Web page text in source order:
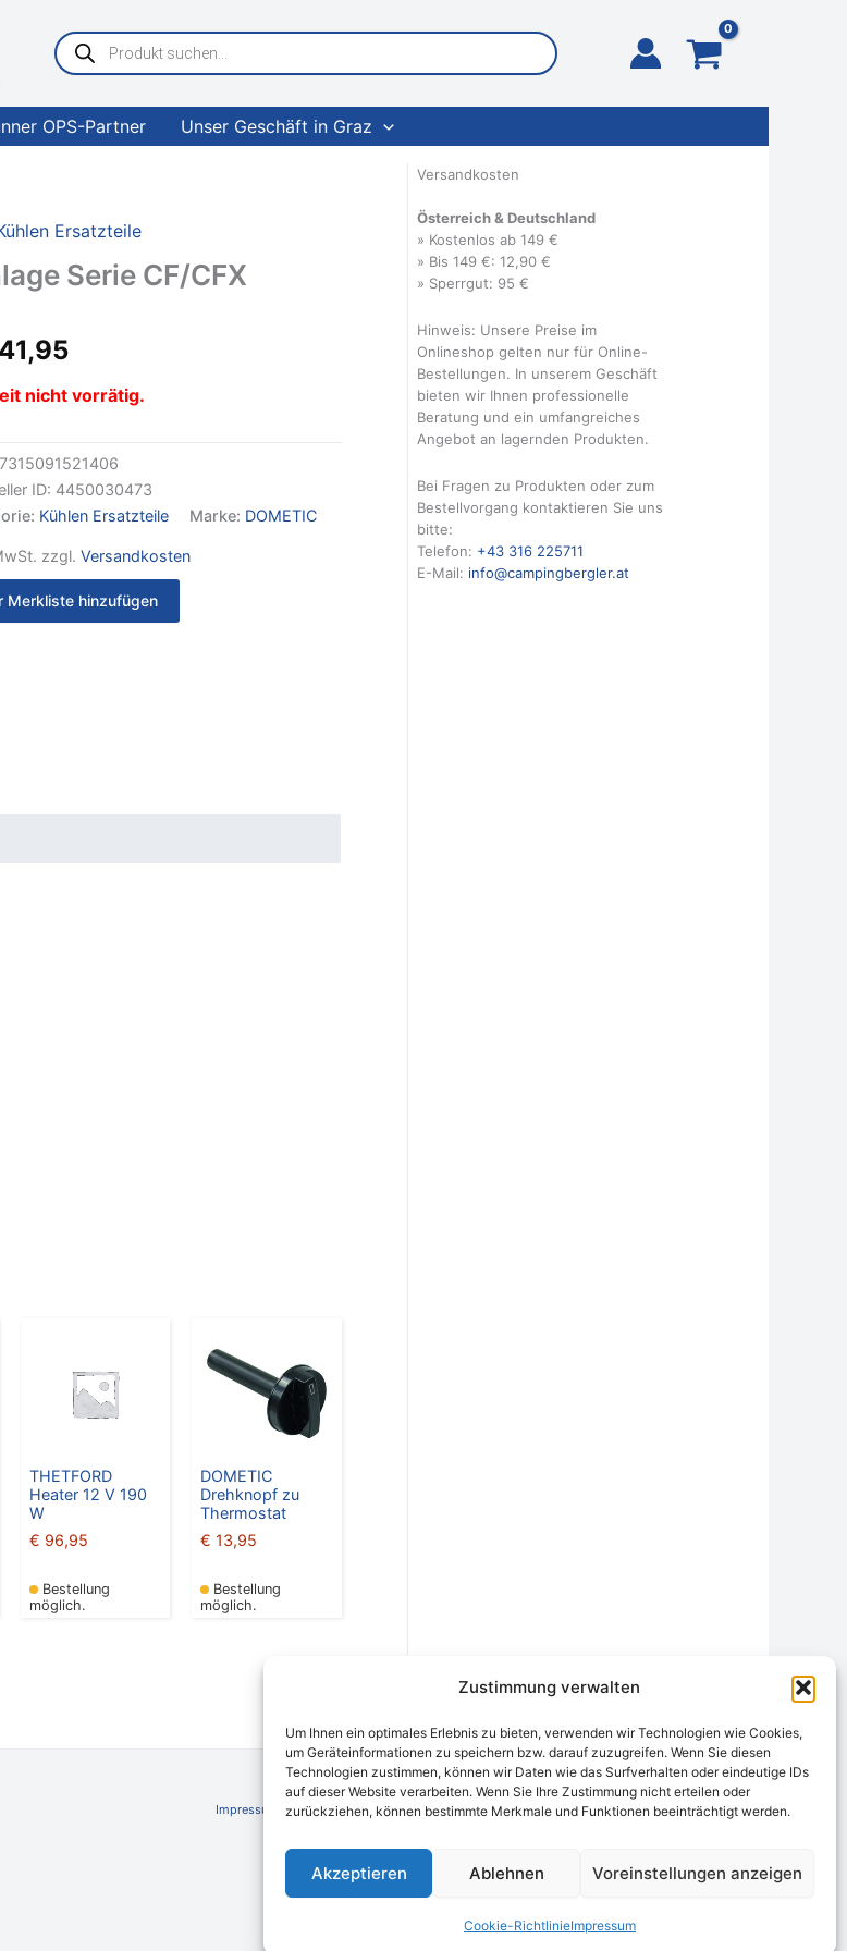
Zustimmung verwalten
Um Ihnen ein optimales Erlebnis zu bieten, verwenden wir Technologien wie Cookies,
um Geräteinformationen zu speichern bzw. darauf zuzugreifen. Wenn Sie diesen
Technologien zustimmen, können wir Daten wie das Surfverhalten oder eindeutige IDs
auf dieser Website verarbeiten. Wenn Sie Ihre Zustimmung nicht erteilen oder
zurückziehen, können bestimmte Merkmale und Funktionen beeinträchtigt werden.
Akzeptieren Ablehnen Voreinstellungen anzeigen
Cookie-RichtlinieImpressum
Products
search
OPS-Partner Unser Geschäft in Graz
Ersatzteile
Serie CF/CFX
nicht vorrätig.
7315091521406
ID: 4450030473
Kühlen Ersatzteile Marke: DOMETIC
zzgl. Versandkosten
Merkliste hinzufügen
THETFORD
Heater 12 V 190
W
€ 96,95
Bestellung
möglich.
DOMETIC
Drehknopf zu
Thermostat
€ 13,95
Bestellung
möglich.
Versandkosten
Österreich & Deutschland
» Kostenlos ab 149 €
» Bis 149 €: 12,90 €
» Sperrgut: 95 €
Hinweis: Unsere Preise im
Onlineshop gelten nur für Online-
Bestellungen. In unserem Geschäft
bieten wir Ihnen professionelle
Beratung und ein umfangreiches
Angebot an lagernden Produkten.
Bei Fragen zu Produkten oder zum
Bestellvorgang kontaktieren Sie uns
bitte:
Telefon: +43 316 225711
E-Mail: info@campingbergler.at
Impressum AGB Schlichtungsstelle Widerrufsrecht und Formular
Datenschutzerklärung